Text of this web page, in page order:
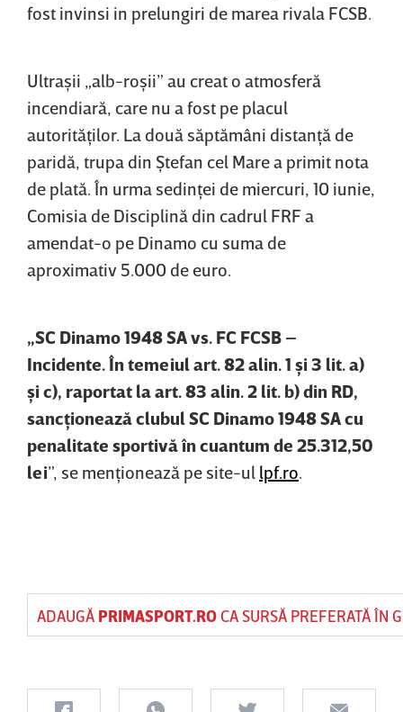
fost invinsi in prelungiri de marea rivala FCSB.
Ultraşii „alb-roşii” au creat o atmosferă
incendiară, care nu a fost pe placul
autorităţilor. La două săptămâni distanţă de
paridă, trupa din Ştefan cel Mare a primit nota
de plată. În urma sedinţei de miercuri, 10 iunie,
Comisia de Disciplină din cadrul FRF a
amendat-o pe Dinamo cu suma de
aproximativ 5.000 de euro.
„SC Dinamo 1948 SA vs. FC FCSB –
Incidente. În temeiul art. 82 alin. 1 şi 3 lit. a)
şi c), raportat la art. 83 alin. 2 lit. b) din RD,
sancţionează clubul SC Dinamo 1948 SA cu
penalitate sportivă în cuantum de 25.312,50
lei”, se menţionează pe site-ul lpf.ro
ADAUGĂ PRIMASPORT.ROCA SURSĂ PREFERATĂ ÎN